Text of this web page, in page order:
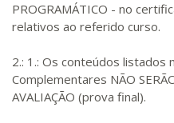
PROGRAMÁTICO - no
relativos ao referido curso.
2.: 1.: Os conteúdos listados
Complementares NÃO
AVALIAÇÃO (prova final).